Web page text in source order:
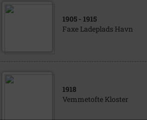
1905 - 1915
Faxe Ladeplads Havn
1918
Vemmetofte Kloster